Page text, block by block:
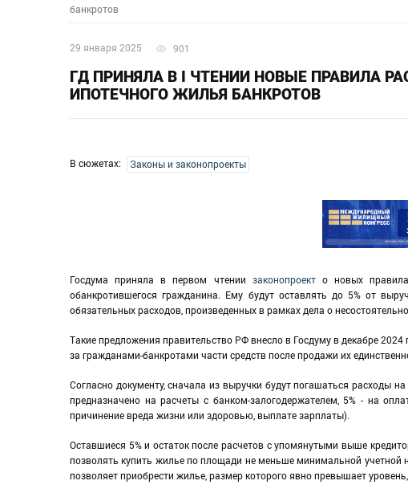
банкротов
29 января 2025 901
ГД ПРИНЯЛА В I ЧТЕНИИ НОВЫЕ ПРАВИЛА
ИПОТЕЧНОГО ЖИЛЬЯ БАНКРОТОВ
В сюжетах: Законы и законопроекты
Госдума приняла в первом чтении законопроект о новых
обанкротившегося гражданина. Ему будут оставлять до 5% от
обязательных расходов, произведенных в рамках дела о
Такие предложения правительство РФ внесло в Госдуму в декабре
за гражданами-банкротами части средств после продажи их
Согласно документу, сначала из выручки будут погашаться расходы
предназначено на расчеты с банком-залогодержателем, 5% - на
причинение вреда жизни или здоровью, выплате зарплаты).
Оставшиеся 5% и остаток после расчетов с упомянутыми выше
позволять купить жилье по площади не меньше минимальной
позволяет приобрести жилье, размер которого явно превышает